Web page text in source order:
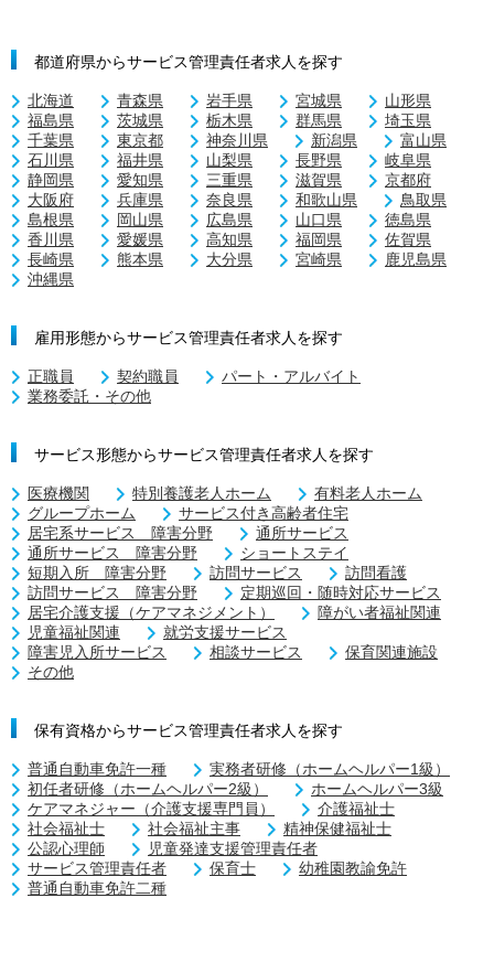
都道府県からサービス管理責任者求人を探す
北海道 青森県 岩手県 宮城県
山形県
福島県
茨城県 栃木県 群馬県
埼玉県
千葉県
東京都 神奈川県 新潟県
富山県
石川県
福井県 山梨県 長野県
岐阜県
静岡県
愛知県 三重県 滋賀県
京都府
大阪府
兵庫県 奈良県 和歌山県
鳥取県
島根県
岡山県 広島県 山口県
徳島県
香川県
愛媛県 高知県 福岡県
佐賀県
長崎県
熊本県 大分県 宮崎県
鹿児島県
沖縄県
雇用形態からサービス管理責任者求人を探す
正職員 契約職員
パート・アルバイト
業務委託・その他
サービス形態からサービス管理責任者求人を探す
医療機関 特別養護老人ホーム
有料老人ホーム
グループホーム
サービス付き高齢者住宅
居宅系サービス 障害分野
通所サービス
通所サービス 障害分野
ショートステイ
短期入所 障害分野
訪問サービス
訪問看護
訪問サービス 障害分野
定期巡回・随時対応サービス
居宅介護支援（ケアマネジメント）
障がい者福祉関連
児童福祉関連
就労支援サービス
障害児入所サービス
相談サービス
保育関連施設
その他
保有資格からサービス管理責任者求人を探す
普通自動車免許一種
実務者研修（ホームヘルパー1級）
初任者研修（ホームヘルパー2級）
ホームヘルパー3級
ケアマネジャー（介護支援専門員）
介護福祉士
社会福祉士
社会福祉主事
精神保健福祉士
公認心理師
児童発達支援管理責任者
サービス管理責任者
保育士
幼稚園教諭免許
普通自動車免許二種